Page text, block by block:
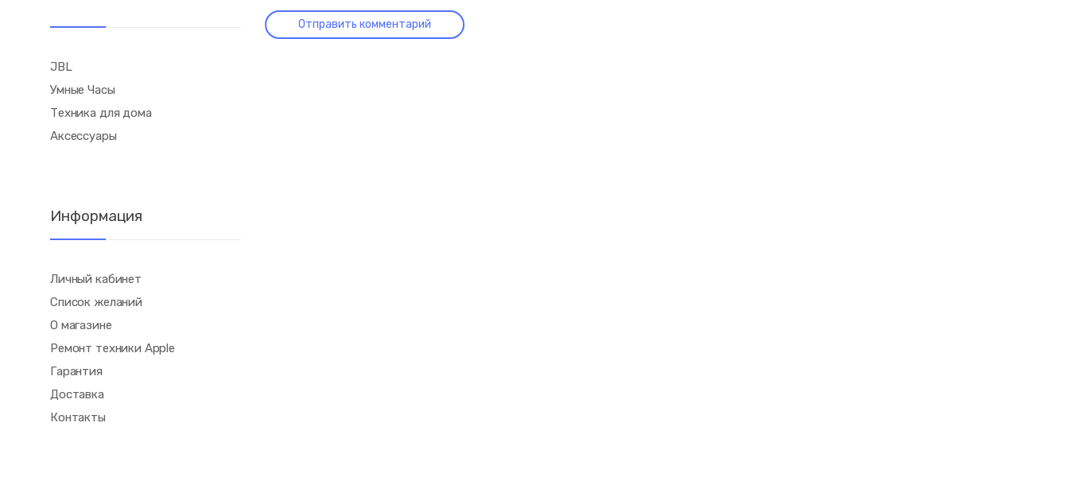
JBL
Умные Часы
Техника для дома
Аксессуары
Информация
Личный кабинет
Список желаний
О магазине
Ремонт техники Apple
Гарантия
Доставка
Контакты